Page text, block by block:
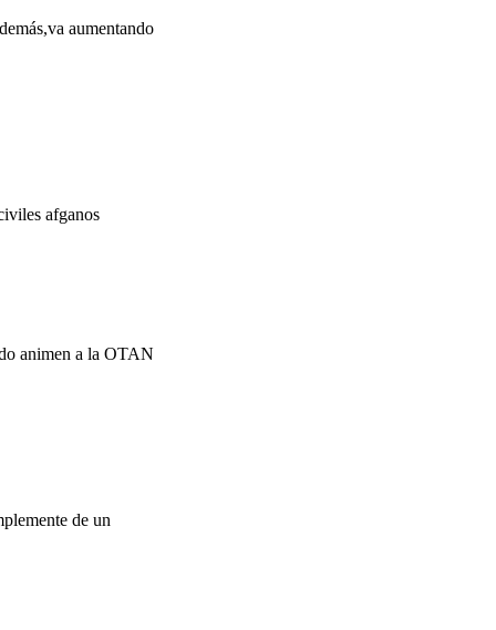
aumentando
afganos
animen a la OTAN
de un